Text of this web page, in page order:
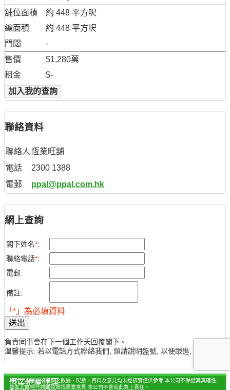
舖位面積
約 448 平方呎
總面積
約 448 平方呎
門闊
-
售價
$1,280萬
租金
$-
加入我的查詢
聯絡資料
聯絡人 恆業旺舖
電話
2300 1388
電郵
ppal@ppal.com.hk
網上查詢
閣下姓名*:
聯絡電話*:
電郵:
備註:
「*」為必填資料
送出
負責同事會在下一個工作天回覆閣下。
溫馨提示: 若以電話方式聯絡我們, 煩請說明盤號, 以便跟進, 謝謝。
聲明：本網站所提供之數據、呎數、資料及意見均未經核實僅供參考,本公司不保證其真確性,
參考人應自行判斷及尋找專業意見,本公司不會就此負上責任。
恆業地產代理